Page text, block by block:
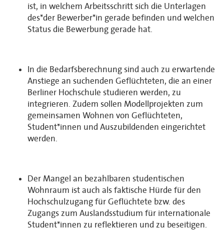
ist, in welchem Arbeitsschritt sich die Unterlagen
des*der Bewerber*in gerade befinden und welchen
Status die Bewerbung gerade hat.
In die Bedarfsberechnung sind auch zu erwartende
Anstiege an suchenden Geflüchteten, die an einer
Berliner Hochschule studieren werden, zu
integrieren. Zudem sollen Modellprojekten zum
gemeinsamen Wohnen von Geflüchteten,
Student*innen und Auszubildenden eingerichtet
werden.
Der Mangel an bezahlbaren studentischen
Wohnraum ist auch als faktische Hürde für den
Hochschulzugang für Geflüchtete bzw. des
Zugangs zum Auslandsstudium für internationale
Student*innen zu reflektieren und zu beseitigen.